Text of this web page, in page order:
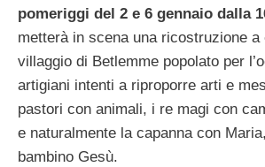
pomeriggi del 2 e 6 gennaio dalla
metterà in scena una ricostruzione a
villaggio di Betlemme popolato per
artigiani intenti a riproporre arti e
pastori con animali, i re magi con
e naturalmente la capanna con
bambino Gesù.